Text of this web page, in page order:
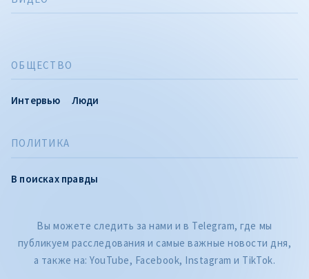
ПОЛИТИКА
В поисках правды
ОБЩЕСТВО
Интервью Люди
Вы можете следить за нами и в Telegram, где мы
публикуем расследования и самые важные новости дня,
а также на: YouTube, Facebook, Instagram и TikTok.